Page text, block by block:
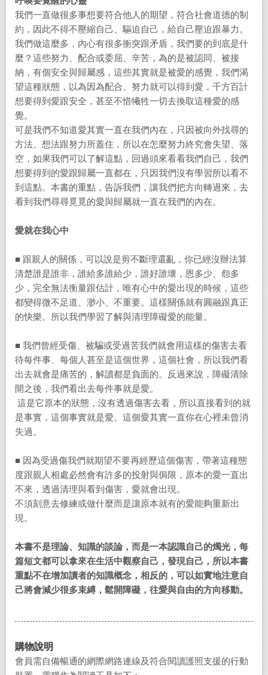
我們一直做很多事想要符合他人的期望，符合社會道德的制
約，因此不得不壓縮自己、驅迫自己，給自己壓迫跟暴力。
我們做這麼多，內心有很多衝突跟矛盾，我們要的到底是什
麼？這些努力、配合或委屈、辛苦，為的是被認同、被接
納，有個安全與歸屬感，這些其實就是被愛的感覺，我們渴
望這種狀態，以為因為配合、努力就可以得到愛，千方百計
想要得到愛跟安全，甚至不惜犧牲一切去換取這種愛的感
覺。
可是我們不知道愛其實一直在我們內在，只因被向外找尋的
方法、想法跟努力所蓋住，所以在怎麼努力終究會失望、落
空，如果我們可以了解這點，回過頭來看看我們自己，我們
想要得到的愛跟歸屬一直都在，只因我們沒有學習所以看不
到這點。本書的重點，告訴我們，讓我們把方向轉過來，去
看到我們尋尋覓覓的愛與歸屬就一直在我們的內在。
愛就在我心中
■ 跟親人的關係，可以說是剪不斷理還亂，你已經沒辦法算
清楚誰是誰非，誰給多誰給少，誰好誰壞，恩多少、怨多
少，完全無法衡量跟估計，唯有心中的愛出現的時候，這些
都變得微不足道、渺小、不重要。這樣關係就有圓融跟真正
的快樂。所以我們學習了解與清理障礙愛的能量。
■ 我們曾經受傷、被騙或受過苦我們就會用這樣的傷害去看
待每件事、每個人甚至是這個世界，這個社會，所以我們看
出去就會是痛苦的，解讀都是負面的。反過來說，障礙清除
開之後，我們看出去每件事就是愛。
這是它原本的狀態，沒有透過傷害去看，所以直接看到的就
是事實，這個事實就是愛。這個愛其實一直你在心裡未曾消
失過。
■ 因為受過傷我們就期望不要再經歷這個傷害，帶著這種態
度跟親人相處必然會有許多的投射與侷限，原本的愛一直出
不來，透過清理與看到傷害，愛就會出現。
不須刻意去修練或做什麼而是讓原本就有的愛能夠重新出
現。
本書不是理論、知識的談論，而是一本認識自己的燭光，每
篇短文都可以拿來在生活中觀察自己，發現自己，所以本書
重點不在增加讀者的知識概念，相反的，可以如實地注意自
己將會減少很多束縛，鬆開障礙，往愛與自由的方向移動。
購物說明
會員需自備暢通的網際網路連線及符合閱讀護照支援的行動